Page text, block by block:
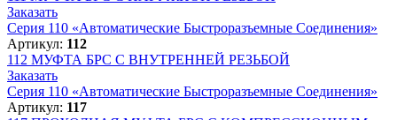
Заказать
Серия 110 «Автоматические Быстроразъемные Соединения»
Артикул: 112
112 МУФТА БРС С ВНУТРЕННЕЙ РЕЗЬБОЙ
Заказать
Серия 110 «Автоматические Быстроразъемные Соединения»
Артикул: 117